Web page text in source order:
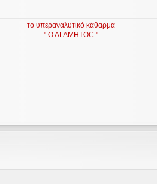
το υπεραναλυτικό κάθαρμα
" Ο ΑΓΑΜΗΤΟC "